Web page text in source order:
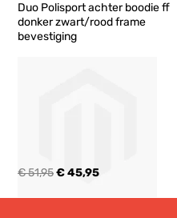
Duo Polisport achter boodie ff
donker zwart/rood frame
bevestiging
€ 51,95€ 45,95